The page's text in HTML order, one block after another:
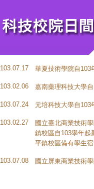
103.07.17 華夏技術學院自103
103.02.06 嘉南藥理科技大學
103.07.24 元培科技大學自103
103.02.27
國立臺北商業技術
鎮校區自103學年起
平鎮校區備有學生
103.07.08 國立屏東商業技術